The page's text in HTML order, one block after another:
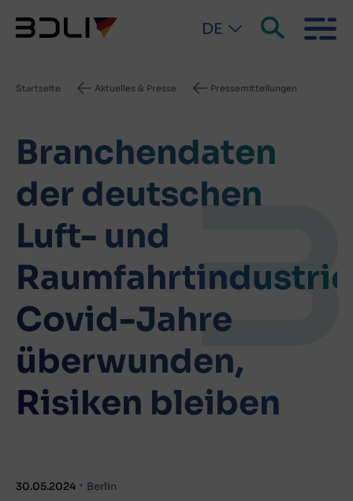
DE
Pfadnavigation
Startseite Aktuelles & Presse Pressemitteilungen
Branchendaten
der deutschen
Luft- und
Covid-Jahre
überwunden,
Risiken bleiben
30.05.2024 Berlin